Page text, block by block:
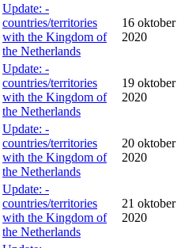
Update: -
countries/territories
with the Kingdom of
the Netherlands
16 oktober
2020
Update: -
countries/territories
with the Kingdom of
the Netherlands
19 oktober
2020
Update: -
countries/territories
with the Kingdom of
the Netherlands
20 oktober
2020
Update: -
countries/territories
with the Kingdom of
the Netherlands
21 oktober
2020